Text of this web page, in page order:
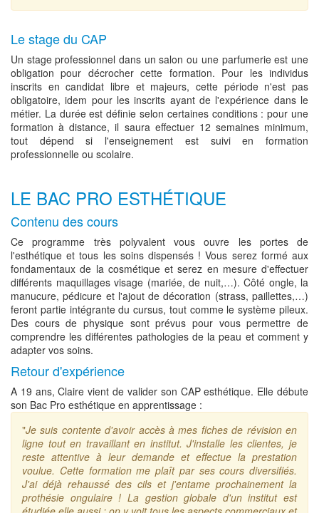
Le stage du CAP
Un stage professionnel dans un salon ou une parfumerie est une
obligation pour décrocher cette formation. Pour les individus
inscrits en candidat libre et majeurs, cette période n'est pas
obligatoire, idem pour les inscrits ayant de l'expérience dans le
métier. La durée est définie selon certaines conditions : pour une
formation à distance, il saura effectuer 12 semaines minimum,
tout dépend si l'enseignement est suivi en formation
professionnelle ou scolaire.
LE BAC PRO ESTHÉTIQUE
Contenu des cours
Ce programme très polyvalent vous ouvre les portes de
l'esthétique et tous les soins dispensés ! Vous serez formé aux
fondamentaux de la cosmétique et serez en mesure d'effectuer
différents maquillages visage (mariée, de nuit,…). Côté ongle, la
manucure, pédicure et l'ajout de décoration (strass, paillettes,…)
feront partie intégrante du cursus, tout comme le système pileux.
Des cours de physique sont prévus pour vous permettre de
comprendre les différentes pathologies de la peau et comment y
adapter vos soins.
Retour d'expérience
A 19 ans, Claire vient de valider son CAP esthétique. Elle débute
son Bac Pro esthétique en apprentissage :
"Je suis contente d'avoir accès à mes fiches de révision en
ligne tout en travaillant en institut. J'installe les clientes, je
reste attentive à leur demande et effectue la prestation
voulue. Cette formation me plaît par ses cours diversifiés.
J'ai déjà rehaussé des cils et j'entame prochainement la
prothésie ongulaire ! La gestion globale d'un institut est